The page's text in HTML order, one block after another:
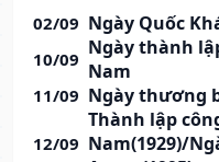
02/09 Ngày Quốc
10/09 Ngày thành
Nam
11/09 Ngày thương
12/09
Thành lập
Nam(1929)/